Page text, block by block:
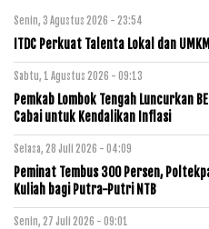
Senin, 3 Agustus 2026 - 23:54
ITDC Perkuat Talenta Lokal dan
Sabtu, 1 Agustus 2026 - 09:13
Pemkab Lombok Tengah Luncurkan
Cabai untuk Kendalikan Inflasi
Selasa, 28 Juli 2026 - 04:09
Peminat Tembus 300 Persen,
Kuliah bagi Putra-Putri NTB
Senin, 27 Juli 2026 - 09:01